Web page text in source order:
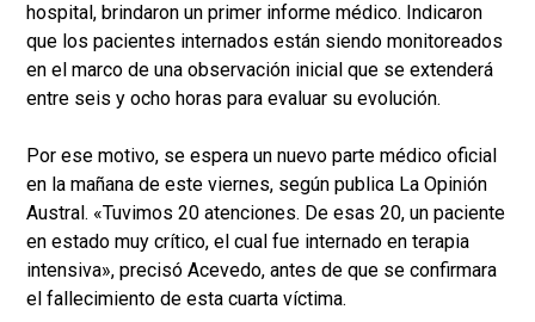
hospital, brindaron un primer informe médico. Indicaron
que los pacientes internados están siendo monitoreados
en el marco de una observación inicial que se extenderá
entre seis y ocho horas para evaluar su evolución.
Por ese motivo, se espera un nuevo parte médico oficial
en la mañana de este viernes, según publica La Opinión
Austral. «Tuvimos 20 atenciones. De esas 20, un paciente
en estado muy crítico, el cual fue internado en terapia
intensiva», precisó Acevedo, antes de que se confirmara
el fallecimiento de esta cuarta víctima.